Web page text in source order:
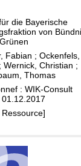
die Bayerische
von
Fabian ; Ockenfels,
; Wernick, Christian ;
Thomas
: WIK-Consult